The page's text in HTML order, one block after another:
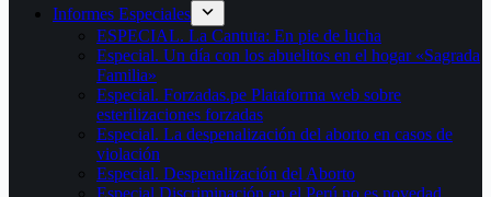
Informes Especiales
ESPECIAL. La Cantuta: En pie de lucha
Especial. Un día con los abuelitos en el hogar «Sagrada
Familia»
Especial. Forzadas.pe Plataforma web sobre
esterilizaciones forzadas
Especial. La despenalización del aborto en casos de
violación
Especial. Despenalización del Aborto
Especial Discriminación en el Perú no es novedad